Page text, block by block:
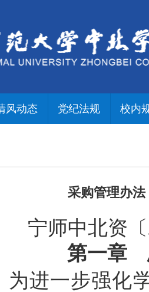
风动态 党纪法规 校内
采购管理办
宁师中北资
第一章
为进一步强化